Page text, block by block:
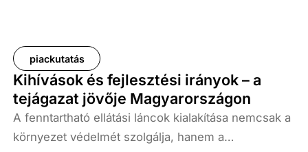
piackutatás
Kihívások és fejlesztési irányok – a
tejágazat jövője Magyarországon
A fenntartható ellátási láncok kialakítása nemcsak a
környezet védelmét szolgálja, hanem a